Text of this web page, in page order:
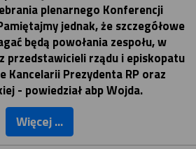
plenarnego Konferencji
jednak, że szczegółowe
będą powołania zespołu, w
przedstawicieli rządu i episkopatu
Kancelarii Prezydenta RP oraz
- powiedział abp Wojda.
Więcej ...